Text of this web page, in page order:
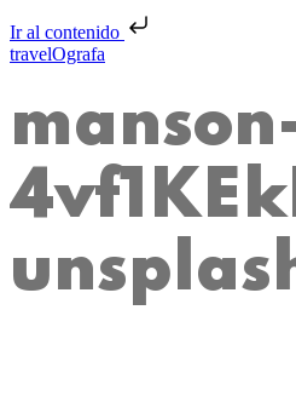
Ir al contenido
travelOgrafa